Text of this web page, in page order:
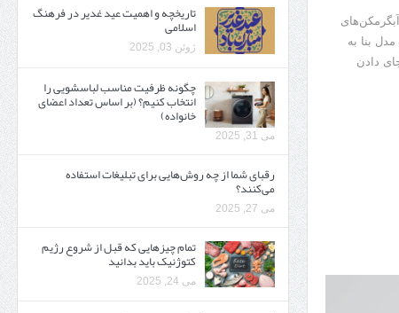
بنا به
دادن
تاریخچه و اهمیت عید غدیر در فرهنگ
اسلامی
ژوئن 03, 2025
چگونه ظرفیت مناسب لباسشویی را
انتخاب کنیم؟ (بر اساس تعداد اعضای
خانواده)
می 31, 2025
رقبای شما از چه روش‌هایی برای تبلیغات استفاده
می‌کنند؟
می 27, 2025
تمام چیزهایی که قبل از شروع رژیم
کتوژنیک باید بدانید‎
می 24, 2025